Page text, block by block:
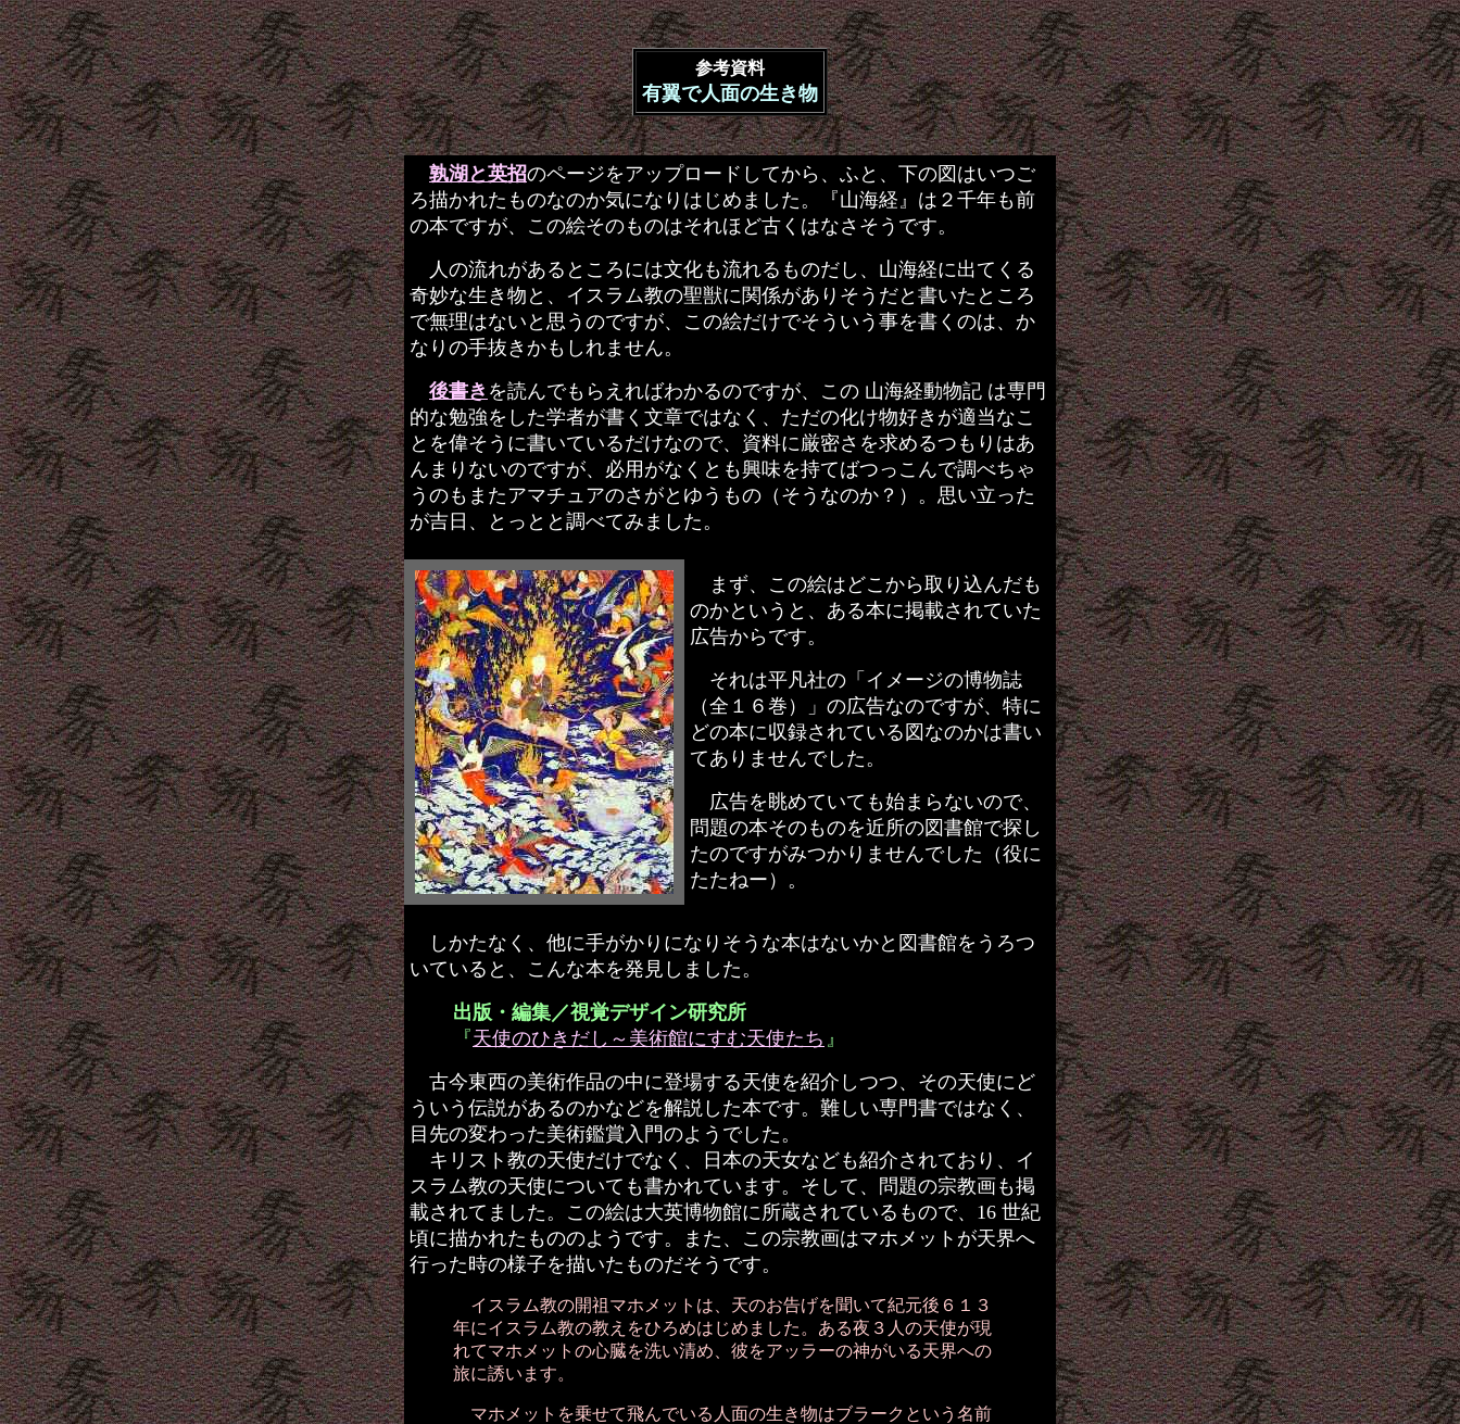
参考資料
有翼で人面の生き物
孰湖と英招のページをアップロードしてから、ふと、下の図はいつご
ろ描かれたものなのか気になりはじめました。『山海経』は２千年も前
の本ですが、この絵そのものはそれほど古くはなさそうです。
人の流れがあるところには文化も流れるものだし、山海経に出てくる
奇妙な生き物と、イスラム教の聖獣に関係がありそうだと書いたところ
で無理はないと思うのですが、この絵だけでそういう事を書くのは、か
なりの手抜きかもしれません。
後書き を読んでもらえればわかるのですが、この 山海経動物記 は専門
的な勉強をした学者が書く文章ではなく、ただの化け物好きが適当なこ
とを偉そうに書いているだけなので、資料に厳密さを求めるつもりはあ
んまりないのですが、必用がなくとも興味を持てばつっこんで調べちゃ
うのもまたアマチュアのさがとゆうもの（そうなのか？）。思い立った
が吉日、とっとと調べてみました。
まず、この絵はどこから取り込んだも
のかというと、ある本に掲載されていた
広告からです。
それは平凡社の「イメージの博物誌
（全１６巻）」の広告なのですが、特に
どの本に収録されている図なのかは書い
てありませんでした。
広告を眺めていても始まらないので、
問題の本そのものを近所の図書館で探し
たのですがみつかりませんでした（役に
たたねー）。
しかたなく、他に手がかりになりそうな本はないかと図書館をうろつ
いていると、こんな本を発見しました。
出版・編集／視覚デザイン研究所
『天使のひきだし～美術館にすむ天使たち 』
古今東西の美術作品の中に登場する天使を紹介しつつ、その天使にど
ういう伝説があるのかなどを解説した本です。難しい専門書ではなく、
目先の変わった美術鑑賞入門のようでした。
キリスト教の天使だけでなく、日本の天女なども紹介されており、イ
スラム教の天使についても書かれています。そして、問題の宗教画も掲
載されてました。この絵は大英博物館に所蔵されているもので、16 世紀
頃に描かれたもののようです。また、この宗教画はマホメットが天界へ
行った時の様子を描いたものだそうです。
イスラム教の開祖マホメットは、天のお告げを聞いて紀元後６１３
年にイスラム教の教えをひろめはじめました。ある夜３人の天使が現
れてマホメットの心臓を洗い清め、彼をアッラーの神がいる天界への
旅に誘います。
マホメットを乗せて飛んでいる人面の生き物はブラークという名前